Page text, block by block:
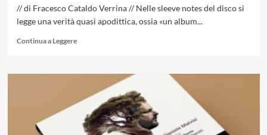
// di Fracesco Cataldo Verrina // Nelle sleeve notes del disco si
legge una verità quasi apodittica, ossia «un album...
Continua a LeggereLeggi
su
«Soulmates»
Aniello
De
Sena,